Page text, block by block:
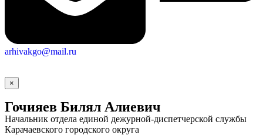
arhivakgo@mail.ru
×
Гочияев Билял Алиевич
Начальник отдела единой дежурной-диспетчерской службы
Карачаевского городского округа